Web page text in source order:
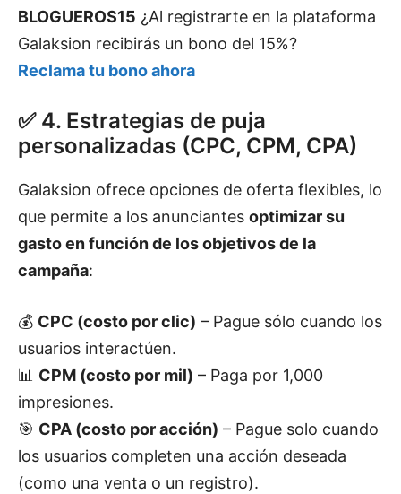
BLOGUEROS15 ¿Al registrarte en la plataforma
Galaksion recibirás un bono del 15%?
Reclama tu bono ahora
✅ 4. Estrategias de puja
personalizadas (CPC, CPM, CPA)
Galaksion ofrece opciones de oferta flexibles, lo
que permite a los anunciantes optimizar su
gasto en función de los objetivos de la
campaña:
💰 CPC (costo por clic) – Pague sólo cuando los
usuarios interactúen.
📊 CPM (costo por mil) – Paga por 1,000
impresiones.
🎯 CPA (costo por acción) – Pague solo cuando
los usuarios completen una acción deseada
(como una venta o un registro).